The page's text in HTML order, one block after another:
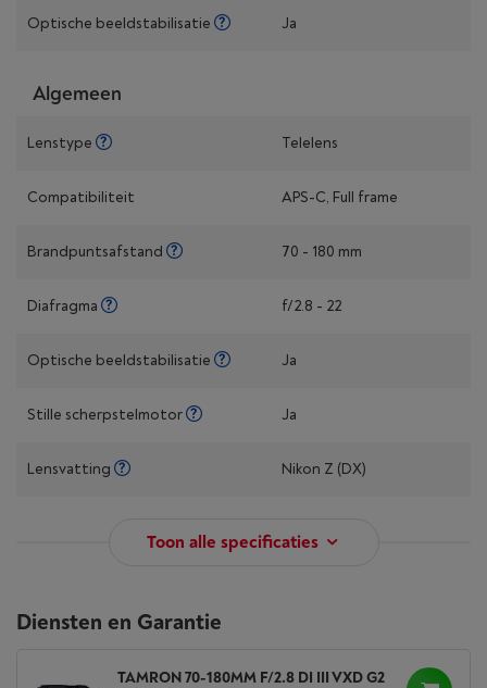
Optische beeldstabilisatie Ja
Algemeen
Lenstype Telelens
Compatibiliteit APS-C, Full frame
Brandpuntsafstand 70 - 180 mm
Diafragma f/2.8 - 22
Optische beeldstabilisatie Ja
Stille scherpstelmotor Ja
Lensvatting Nikon Z (DX)
Toon alle specificaties
Diensten en Garantie
TAMRON 70-180MM F/2.8 DI III VXD G2